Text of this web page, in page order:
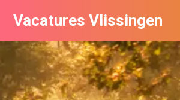
Vacatures Vlissingen